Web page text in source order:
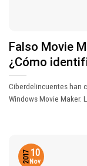
Falso Movie
¿Cómo
Ciberdelincuentes han
Windows Movie Maker.
10
Nov
2017